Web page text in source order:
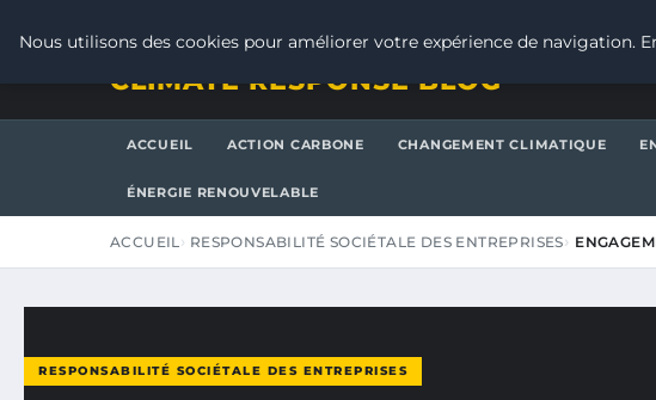
CLIMATE RESPONSE BLOG
ACCUEIL ACTION CARBONE CHANGEMENT CLIMATIQUE
ÉNERGIE RENOUVELABLE
ACCUEIL RESPONSABILITÉ SOCIÉTALE DES ENTREPRISES
RESPONSABILITÉ SOCIÉTALE DES ENTREPRISES
Nous utilisons des cookies pour améliorer votre expérience de navigation.